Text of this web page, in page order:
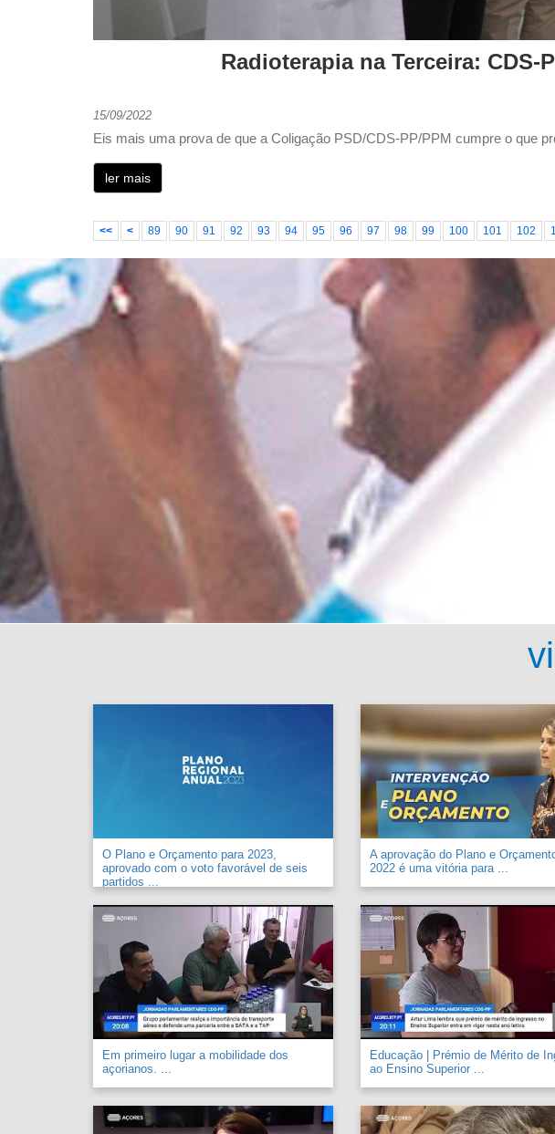
Radioterapia na Terceira:
15/09/2022
Eis mais uma prova de que a Coligação PSD/CDS-PP/PPM cumpre o que
ler mais
<< < 89 90 91 92 93 94 95 96 97 98 99 100 101 102
O Plano e Orçamento para 2023,
aprovado com o voto favorável de seis
partidos ...
A aprovação do Plano e
2022 é uma vitória para ...
Em primeiro lugar a mobilidade dos
açorianos. ...
Educação | Prémio de Mérito de
ao Ensino Superior ...